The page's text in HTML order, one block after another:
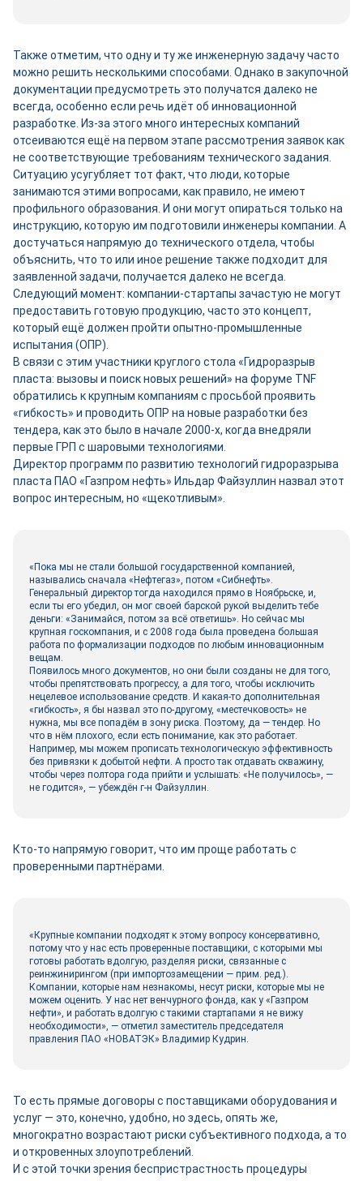
Также отметим, что одну и ту же инженерную задачу часто
можно решить несколькими способами. Однако в закупочной
документации предусмотреть это получатся далеко не
всегда, особенно если речь идёт об инновационной
разработке. Из-за этого много интересных компаний
отсеиваются ещё на первом этапе рассмотрения заявок как
не соответствующие требованиям технического задания.
Ситуацию усугубляет тот факт, что люди, которые
занимаются этими вопросами, как правило, не имеют
профильного образования. И они могут опираться только на
инструкцию, которую им подготовили инженеры компании. А
достучаться напрямую до технического отдела, чтобы
объяснить, что то или иное решение также подходит для
заявленной задачи, получается далеко не всегда.
Следующий момент: компании-стартапы зачастую не могут
предоставить готовую продукцию, часто это концепт,
который ещё должен пройти опытно-промышленные
испытания (ОПР).
В связи с этим участники круглого стола «Гидроразрыв
пласта: вызовы и поиск новых решений» на форуме TNF
обратились к крупным компаниям с просьбой проявить
«гибкость» и проводить ОПР на новые разработки без
тендера, как это было в начале 2000-х, когда внедряли
первые ГРП с шаровыми технологиями.
Директор программ по развитию технологий гидроразрыва
пласта ПАО «Газпром нефть» Ильдар Файзуллин назвал этот
вопрос интересным, но «щекотливым».
«Пока мы не стали большой государственной компанией,
назывались сначала «Нефтегаз», потом «Сибнефть».
Генеральный директор тогда находился прямо в Ноябрьске, и,
если ты его убедил, он мог своей барской рукой выделить тебе
деньги: «Занимайся, потом за всё ответишь». Но сейчас мы
крупная госкомпания, и с 2008 года была проведена большая
работа по формализации подходов по любым инновационным
вещам.
Появилось много документов, но они были созданы не для того,
чтобы препятствовать прогрессу, а для того, чтобы исключить
нецелевое использование средств. И какая-то дополнительная
«гибкость», я бы назвал это по-другому, «местечковость» не
нужна, мы все попадём в зону риска. Поэтому, да — тендер. Но
что в нём плохого, если есть понимание, как это работает.
Например, мы можем прописать технологическую эффективность
без привязки к добытой нефти. А просто так отдавать скважину,
чтобы через полтора года прийти и услышать: «Не получилось», —
не годится», — убеждён г-н Файзуллин.
Кто-то напрямую говорит, что им проще работать с
проверенными партнёрами.
«Крупные компании подходят к этому вопросу консервативно,
потому что у нас есть проверенные поставщики, с которыми мы
готовы работать вдолгую, разделяя риски, связанные с
реинжинирингом (при импортозамещении — прим. ред.).
Компании, которые нам незнакомы, несут риски, которые мы не
можем оценить. У нас нет венчурного фонда, как у «Газпром
нефти», и работать вдолгую с такими стартапами я не вижу
необходимости», — отметил заместитель председателя
правления ПАО «НОВАТЭК» Владимир Кудрин.
То есть прямые договоры с поставщиками оборудования и
услуг — это, конечно, удобно, но здесь, опять же,
многократно возрастают риски субъективного подхода, а то
и откровенных злоупотреблений.
И с этой точки зрения беспристрастность процедуры